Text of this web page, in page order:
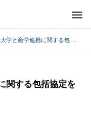
連携に関する包括協定を締結いたしました。
関する包括協定を